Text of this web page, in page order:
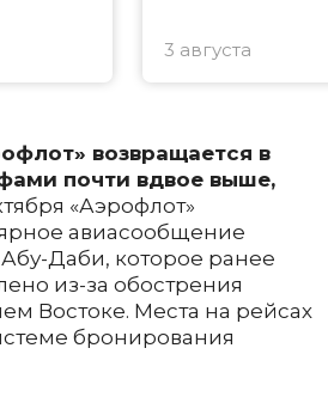
3 августа
возвращается в
почти вдвое выше,
«Аэрофлот»
авиасообщение
Даби, которое ранее
из-за обострения
Востоке. Места на рейсах
бронирования